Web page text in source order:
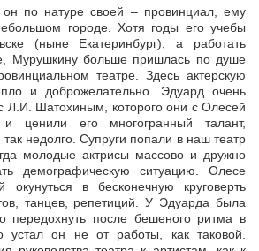
он по натуре своей – провинциал, ему
городе. Хотя годы его учебы
(ныне Екатеринбург), а работать
Мурушкину больше пришлась по душе
театре. Здесь актерскую
и доброжелательно. Эдуард очень
Л.И. Шатохиным, которого они с Олесей
ценили его многогранный талант,
недолго. Супруги попали в наш театр
молодые актрисы массово и дружно
демографическую ситуацию. Олесе
окунуться в бесконечную круговерть
танцев, репетиций. У Эдуарда была
передохнуть после бешеного ритма в
устал он не от работы, как таковой.